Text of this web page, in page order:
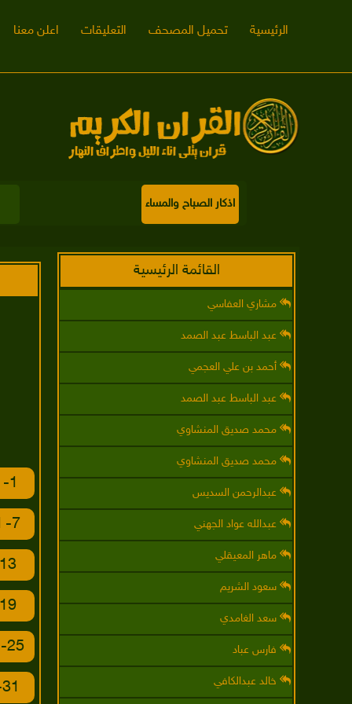
الرئيسية تحميل المصحف التعليقات اعلن معنا
اذكار الصباح والمساء
القائمة الرئيسية
مشاري العفاسي
عبد الباسط عبد الصمد
أحمد بن علي العجمي
عبد الباسط عبد الصمد
محمد صديق المنشاوي
محمد صديق المنشاوي
عبدالرحمن السديس
عبدالله عواد الجهني
ماهر المعيقلي
سعود الشريم
سعد الغامدي
فارس عباد
خالد عبدالكافي
1- الفاتحة
7- الأعراف
13- الرعد
19- مريم
25- الفرقان
31- لقمان